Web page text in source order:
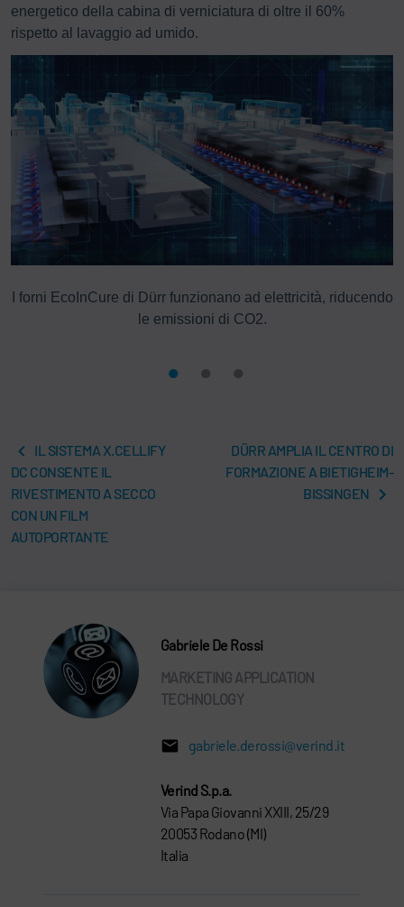
energetico della cabina di verniciatura di oltre il 60%
rispetto al lavaggio ad umido.
I forni EcoInCure di Dürr funzionano ad elettricità, riducendo
le emissioni di CO2.
IL SISTEMA X.CELLIFY
DC CONSENTE IL
RIVESTIMENTO A SECCO
CON UN FILM
AUTOPORTANTE
DÜRR AMPLIA IL CENTRO DI
FORMAZIONE A BIETIGHEIM-
BISSINGEN
Gabriele De Rossi
MARKETING APPLICATION
TECHNOLOGY
gabriele.derossi@verind.it
Verind S.p.a.
Via Papa Giovanni XXIII, 25/29
20053 Rodano (MI)
Italia